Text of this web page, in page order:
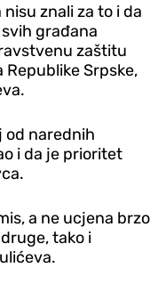
nisu znali za to i da
građana
zaštitu
Srpske,
od narednih
i da je prioritet
a ne ucjena brzo
tako i